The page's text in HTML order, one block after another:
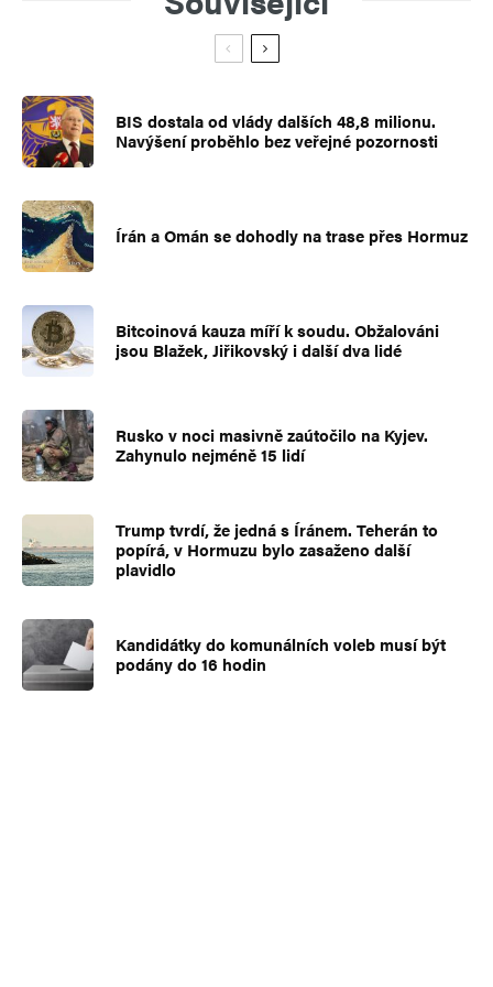
BIS dostala od vlády dalších 48,8 milionu.
Navýšení proběhlo bez veřejné pozornosti
Írán a Omán se dohodly na trase přes Hormuz
Bitcoinová kauza míří k soudu. Obžalováni
jsou Blažek, Jiřikovský i další dva lidé
Rusko v noci masivně zaútočilo na Kyjev.
Zahynulo nejméně 15 lidí
Trump tvrdí, že jedná s Íránem. Teherán to
popírá, v Hormuzu bylo zasaženo další
plavidlo
Kandidátky do komunálních voleb musí být
podány do 16 hodin